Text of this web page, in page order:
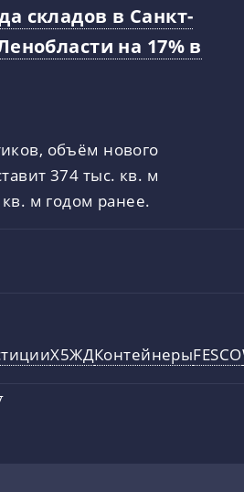
складов в Санкт-
на 17% в
объём нового
374 тыс. кв. м
м годом ранее.
X5ЖДКонтейнерыFESCO